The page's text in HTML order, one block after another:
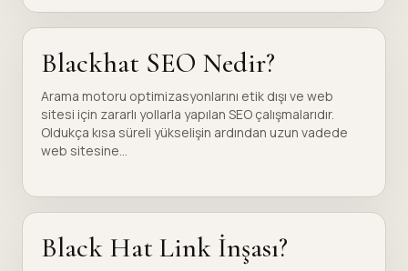
Blackhat SEO Nedir?
Arama motoru optimizasyonlarını etik dışı ve web
sitesi için zararlı yollarla yapılan SEO çalışmalarıdır.
Oldukça kısa süreli yükselişin ardından uzun vadede
web sitesine...
Black Hat Link İnşası?